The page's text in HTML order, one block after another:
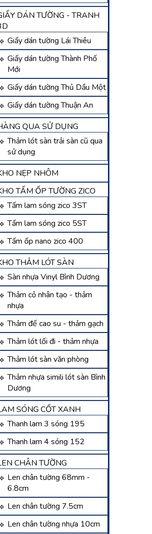
DÁN TƯỜNG - TRANH
Giấy dán tường Lái Thiêu
Giấy dán tường Thành Phố
Mới
Giấy dán tường Thủ Dầu Một
Giấy dán tường Thuận An
QUA SỬ DỤNG
Thảm lót sàn trải sàn cũ qua
sử dụng
NẸP NHÔM
TẤM ỐP TƯỜNG ZICO
Tấm lam sóng zico 3ST
Tấm lam sóng zico 5ST
Tấm ốp nano zico 400
THẢM LÓT SÀN
Sàn nhựa Vinyl Bình Dương
Thảm cỏ nhân tạo - thảm
nhựa
Thảm đế cao su - thảm gạch
Thảm lót lối đi - thảm nhựa
Thảm lót sàn văn phòng
Thảm nhựa simili lót sàn Bình
Dương
SÓNG CỐT XANH
Thanh lam 3 sóng 195
Thanh lam 4 sóng 152
CHÂN TƯỜNG
Len chân tường 68mm -
6.8cm
Len chân tường 7.5cm
Len chân tường nhựa 10cm